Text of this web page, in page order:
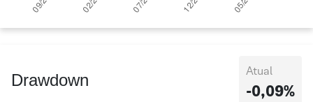
Drawdown Atual
-0,09%